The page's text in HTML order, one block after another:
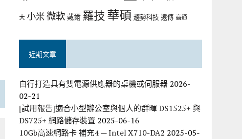
大 小米微軟 戴爾 羅技華碩 趨勢科技 遠傳 高通
近期文章
自行打造具有雙電源供應器的桌機或伺服器 2026-
02-21
[試用報告]適合小型辦公室與個人的群暉 DS1525+ 與
DS725+ 網路儲存裝置 2025-06-16
10Gb高速網路卡 補充4 — Intel X710-DA2 2025-05-